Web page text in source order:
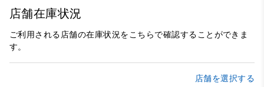
店舗在庫状況
ご利用される店舗の在庫状況をこちらで確認することができま
す。
店舗を選択する